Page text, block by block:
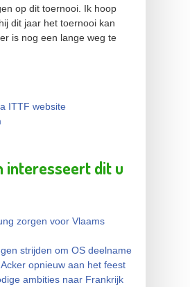
op dit toernooi. Ik hoop
dit jaar het toernooi kan
is nog een lange weg te
ITTF website
interesseert dit u
zorgen voor Vlaams
strijden om OS deelname
opnieuw aan het feest
ambities naar Frankrijk